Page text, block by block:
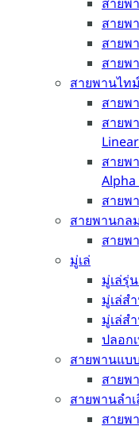
สายพ
สายพ
สายพ
สายพ
สายพานไท
สายพ
สายพ
Linear
สายพ
สายพ
สายพานกล
สายพ
มู่เล่
มู่เล่รุ่
มู่เล่ส
มู่เล่ส
ปลอก
สายพานแบ
สายพ
สายพานลำเ
สายพ